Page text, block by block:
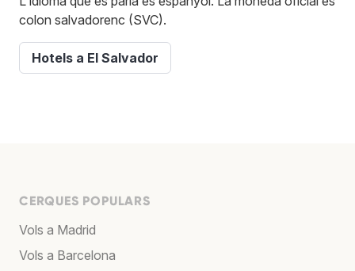
colon salvadorenc (SVC).
Hotels a El Salvador
CERQUES POPULARS
Vols a Madrid
Vols a Barcelona